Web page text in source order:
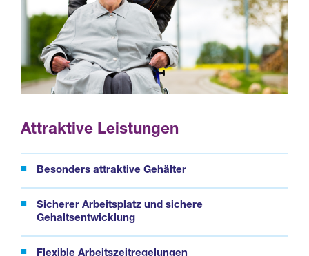
Attraktive Leistungen
Besonders attraktive Gehälter
Sicherer Arbeitsplatz und sichere
Gehaltsentwicklung
Flexible Arbeitszeitregelungen